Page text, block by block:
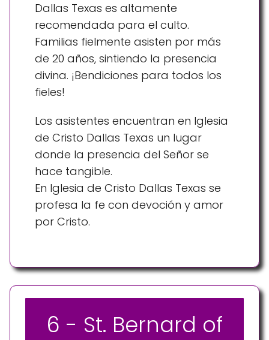
Dallas Texas es altamente
recomendada para el culto.
Familias fielmente asisten por más
de 20 años, sintiendo la presencia
divina. ¡Bendiciones para todos los
fieles!
Los asistentes encuentran en Iglesia
de Cristo Dallas Texas un lugar
donde la presencia del Señor se
hace tangible.
En Iglesia de Cristo Dallas Texas se
profesa la fe con devoción y amor
por Cristo.
6 - St. Bernard of